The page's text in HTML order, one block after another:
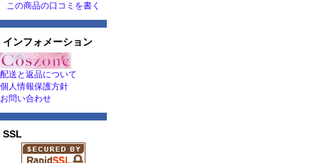
この商品の口コミを書く
インフォメーション
配送と返品について
個人情報保護方針
お問い合わせ
SSL